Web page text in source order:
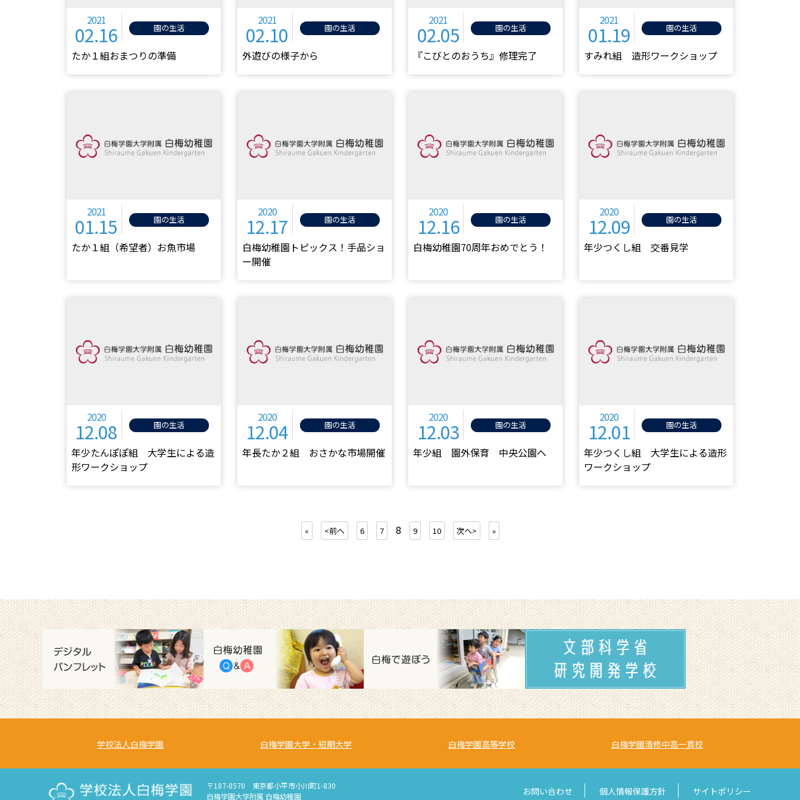
2021
02.16 園の生活
たか１組おまつりの準備
2021
02.10 園の生活
外遊びの様子から
2021
02.05 園の生活
『こびとのおうち』修理完了
2021
01.19 園の生活
すみれ組 造形ワークショップ
2021
01.15 園の生活
たか１組（希望者）お魚市場
2020
12.17 園の生活
白梅幼稚園トピックス！手品ショ
ー開催
2020
12.16 園の生活
白梅幼稚園70周年おめでとう！
2020
12.09 園の生活
年少つくし組 交番見学
2020
12.08 園の生活
年少たんぽぽ組 大学生による造
形ワークショップ
2020
12.04 園の生活
年長たか２組 おさかな市場開催
2020
12.03 園の生活
年少組 園外保育 中央公園へ
2020
12.01 園の生活
年少つくし組 大学生による造形
ワークショップ
« <前へ 6 7 8 9 10 次へ> »
学校法人白梅学園 白梅学園大学・短期大学 白梅学園高等学校 白梅学園清修中高一貫校
〒187-8570 東京都小平市小川町1-830
白梅学園大学附属 白梅幼稚園
お問い合わせ 個人情報保護方針 サイトポリシー